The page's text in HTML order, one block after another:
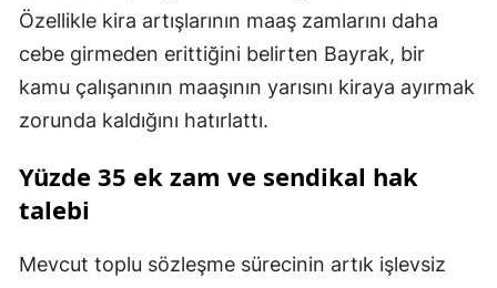
Özellikle kira artışlarının maaş zamlarını daha
cebe girmeden erittiğini belirten Bayrak, bir
kamu çalışanının maaşının yarısını kiraya ayırmak
zorunda kaldığını hatırlattı.
Yüzde 35 ek zam ve sendikal hak
talebi
Mevcut toplu sözleşme sürecinin artık işlevsiz